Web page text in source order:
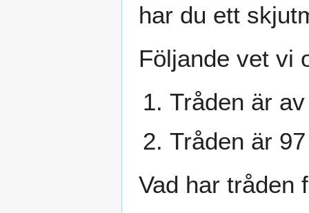
har du ett
Följande vet vi
Tråden är
Tråden är
Vad har tråden